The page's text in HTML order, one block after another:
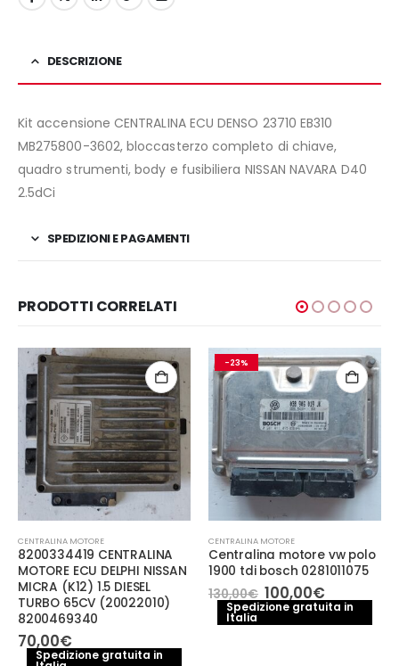
DESCRIZIONE
Kit accensione CENTRALINA ECU DENSO 23710 EB310
MB275800-3602, bloccasterzo completo di chiave,
quadro strumenti, body e fusibiliera NISSAN NAVARA D40
2.5dCi
SPEDIZIONI E PAGAMENTI
PRODOTTI CORRELATI
CENTRALINA MOTORE
8200334419 CENTRALINA
MOTORE ECU DELPHI NISSAN
MICRA (K12) 1.5 DIESEL
TURBO 65CV (20022010)
8200469340
70,00€
Spedizione gratuita in
-23%
CENTRALINA MOTORE
Centralina motore vw polo
1900 tdi bosch 0281011075
130,00€ Il
prezzo
originale
100,00€Il
prezzo
attuale
Spedizione gratuita in
Italia